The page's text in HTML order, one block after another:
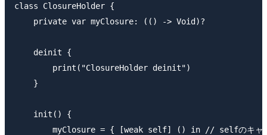
class ClosureHolder {
    private var myClosure: (() -> Void)?
    deinit {
        print("ClosureHolder deinit")
    }
    init() {
myClosure = { [weak self] () in // selfのキャ